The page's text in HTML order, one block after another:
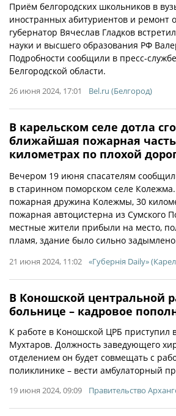
Приём белгородских школьников в
иностранных абитуриентов и ремонт
губернатор Вячеслав Гладков
науки и высшего образования РФ
Подробности сообщили в пресс-
Белгородской области.
26 июня 2024, 17:01 Bel.ru (Белгород)
В карельском селе дотла
ближайшая пожарная
километрах по плохой
Вечером 19 июня спасателям
в старинном поморском селе
пожарная дружина Колежмы, 30
пожарная автоцистерна из Сумского
местные жители прибыли на место,
пламя, здание было сильно
21 июня 2024, 11:02 «Губернiя Daily»
В Коношской центральной
больнице – кадровое
К работе в Коношской ЦРБ приступил
Мухтаров. Должность заведующего
отделением он будет совмещать с
поликлинике – вести амбулаторный
19 июня 2024, 09:09 Правительство